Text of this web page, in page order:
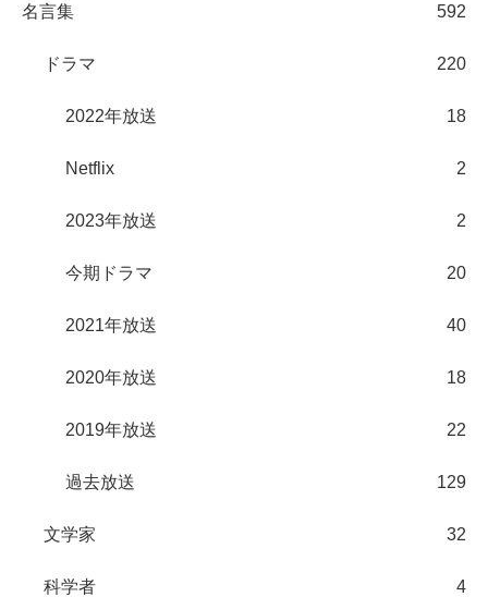
名言集 592
ドラマ 220
2022年放送 18
Netflix 2
2023年放送 2
今期ドラマ 20
2021年放送 40
2020年放送 18
2019年放送 22
過去放送 129
文学家 32
科学者 4